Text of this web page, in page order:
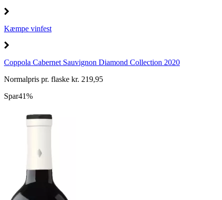
Kæmpe vinfest
Coppola Cabernet Sauvignon Diamond Collection 2020
Normalpris pr. flaske kr. 219,95
Spar41%